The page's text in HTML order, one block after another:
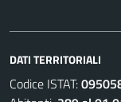
DATI TERRITORIALI
Codice ISTAT: